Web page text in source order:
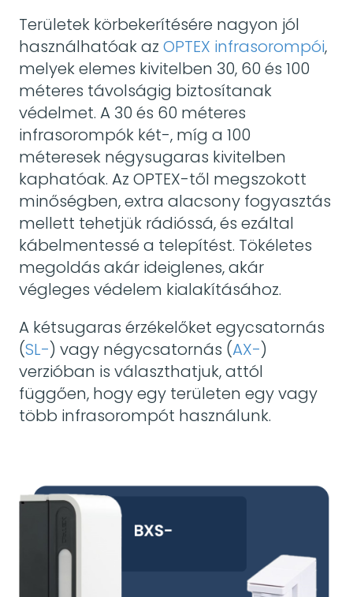
Területek körbekerítésére nagyon jól
használhatóak az OPTEX infrasorompói,
melyek elemes kivitelben 30, 60 és 100
méteres távolságig biztosítanak
védelmet. A 30 és 60 méteres
infrasorompók két-, míg a 100
méteresek négysugaras kivitelben
kaphatóak. Az OPTEX-től megszokott
minőségben, extra alacsony fogyasztás
mellett tehetjük rádióssá, és ezáltal
kábelmentessé a telepítést. Tökéletes
megoldás akár ideiglenes, akár
végleges védelem kialakításához.
A kétsugaras érzékelőket egycsatornás
(SL-) vagy négycsatornás (AX-)
verzióban is választhatjuk, attól
függően, hogy egy területen egy vagy
több infrasorompót használunk.